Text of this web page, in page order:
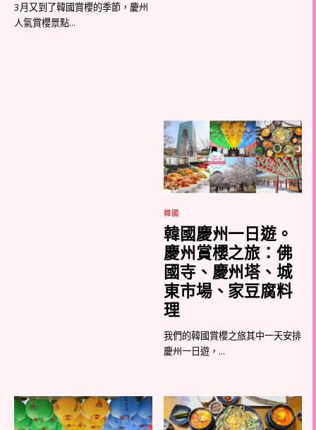
3月又到了韓國賞櫻的季節，慶州
人氣賞櫻景點...
韓國
韓國慶州一日遊。
慶州賞櫻之旅：佛
國寺、慶州塔、城
東市場、家豆腐料
理
我們的韓國賞櫻之旅其中一天安排
慶州一日遊，...